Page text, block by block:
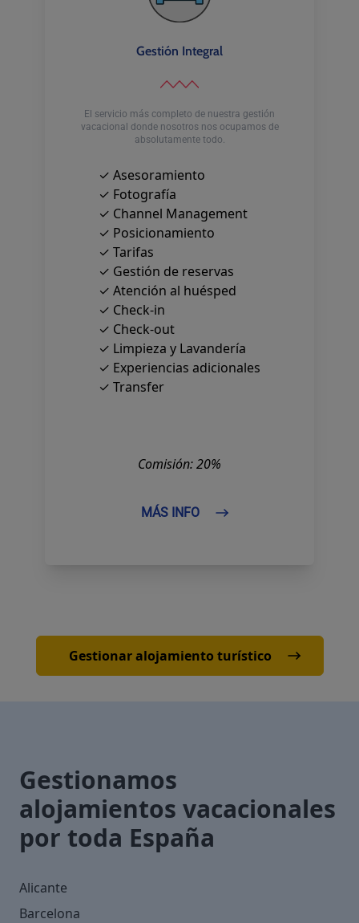
Gestión Integral
El servicio más completo de nuestra gestión
vacacional donde nosotros nos ocupamos de
absolutamente todo.
✓ Asesoramiento
✓ Fotografía
✓ Channel Management
✓ Posicionamiento
✓ Tarifas
✓ Gestión de reservas
✓ Atención al huésped
✓ Check-in
✓ Check-out
✓ Limpieza y Lavandería
✓ Experiencias adicionales
✓ Transfer
Comisión: 20%
MÁS INFO
Gestionar alojamiento turístico
Gestionamos
alojamientos vacacionales
por toda España
Alicante
Barcelona